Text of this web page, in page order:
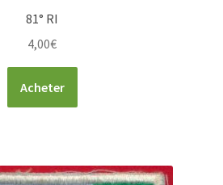
81° RI
4,00€
Acheter